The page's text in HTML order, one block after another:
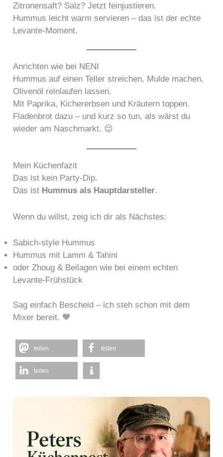
Zitronensaft? Salz? Jetzt feinjustieren.
Hummus leicht warm servieren – das ist der echte
Levante-Moment.
Anrichten wie bei NENI
Hummus auf einen Teller streichen, Mulde machen,
Olivenöl reinlaufen lassen.
Mit Paprika, Kichererbsen und Kräutern toppen.
Fladenbrot dazu – und kurz so tun, als wärst du
wieder am Naschmarkt. 😌
Mein Küchenfazit
Das ist kein Party-Dip.
Das ist Hummus als Hauptdarsteller.
Wenn du willst, zeig ich dir als Nächstes:
Sabich-style Hummus
Hummus mit Lamm & Tahini
oder Zhoug & Beilagen wie bei einem echten
Levante-Frühstück
Sag einfach Bescheid – ich steh schon mit dem
Mixer bereit. 🧡
teilen teilen
teilen